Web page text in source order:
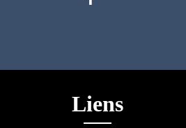
Liens